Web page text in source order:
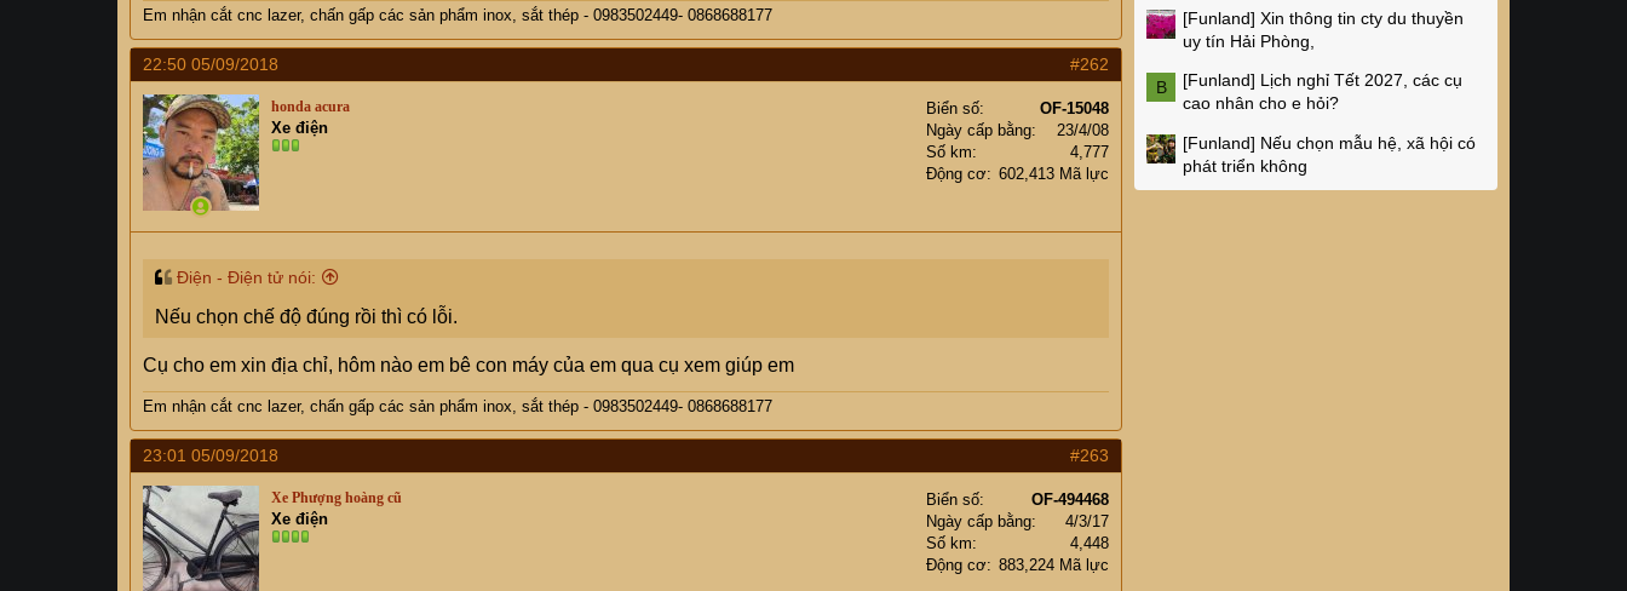
Em nhận cắt cnc lazer, chấn gấp các sản phẩm inox, sắt thép - 0983502449- 0868688177
22:50 05/09/2018 #262
honda acura
Xe điện
Biển số
OF-15048
Ngày cấp bằng
23/4/08
Số km
4,777
Động cơ
602,413 Mã lực
Điện - Điện tử nói:
Nếu chọn chế độ đúng rồi thì có lỗi.
Cụ cho em xin địa chỉ, hôm nào em bê con máy của em qua cụ xem giúp em
Em nhận cắt cnc lazer, chấn gấp các sản phẩm inox, sắt thép - 0983502449- 0868688177
23:01 05/09/2018 #263
Xe Phượng hoàng cũ
Xe điện
Biển số
OF-494468
Ngày cấp bằng
4/3/17
Số km
4,448
Động cơ
883,224 Mã lực
[Funland] Xin thông tin cty du thuyền
uy tín Hải Phòng,
B [Funland] Lịch nghỉ Tết 2027, các cụ
cao nhân cho e hỏi?
[Funland] Nếu chọn mẫu hệ, xã hội có
phát triển không